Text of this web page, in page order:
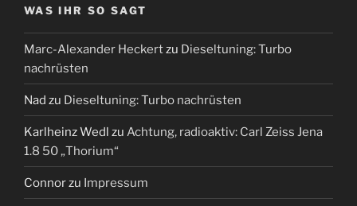
WAS IHR SO SAGT
Marc-Alexander Heckertzu Dieseltuning: Turbo
nachrüsten
Nad zu Dieseltuning: Turbo nachrüsten
Karlheinz Wedl zu Achtung, radioaktiv: Carl Zeiss Jena
1.8 50 „Thorium“
Connorzu Impressum